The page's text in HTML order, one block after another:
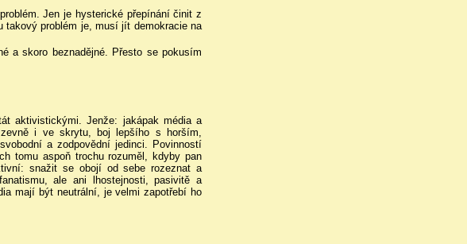
Jen je hysterické přepínání činit z
takový problém je, musí jít demokracie na
a skoro beznadějné. Přesto se pokusím
aktivistickými. Jenže: jakápak média a
i ve skrytu, boj lepšího s horším,
a zodpovědní jedinci. Povinností
tomu aspoň trochu rozuměl, kdyby pan
snažit se obojí od sebe rozeznat a
ale ani lhostejnosti, pasivitě a
mají být neutrální, je velmi zapotřebí ho